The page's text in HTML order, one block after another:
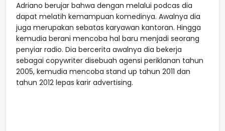
Adriano berujar bahwa dengan melalui podcas dia
dapat melatih kemampuan komedinya. Awalnya dia
juga merupakan sebatas karyawan kantoran. Hingga
kemudia berani mencoba hal baru menjadi seorang
penyiar radio. Dia bercerita awalnya dia bekerja
sebagai copywriter disebuah agensi periklanan tahun
2005, kemudia mencoba stand up tahun 2011 dan
tahun 2012 lepas karir advertising.